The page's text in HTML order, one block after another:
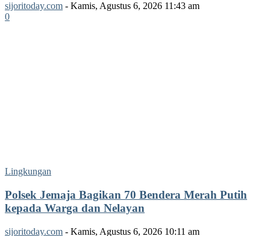
sijoritoday.com - Kamis, Agustus 6, 2026 11:43 am
0
Lingkungan
Polsek Jemaja Bagikan 70 Bendera Merah Putih
kepada Warga dan Nelayan
sijoritoday.com - Kamis, Agustus 6, 2026 10:11 am